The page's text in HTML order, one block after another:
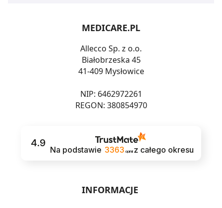
MEDICARE.PL
Allecco Sp. z o.o.
Białobrzeska 45
41-409 Mysłowice
NIP: 6462972261
REGON: 380854970
4.9
Na podstawie 3363 opinii z całego okresu
INFORMACJE